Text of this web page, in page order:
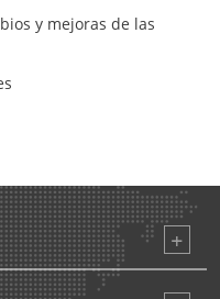
y mejoras de las